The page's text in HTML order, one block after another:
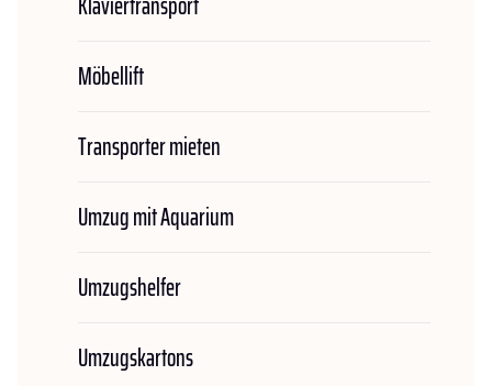
Möbellift
Transporter mieten
Umzug mit Aquarium
Umzugshelfer
Umzugskartons